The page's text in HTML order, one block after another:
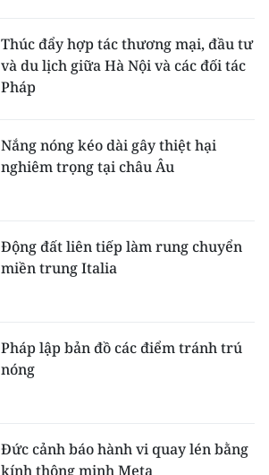
Thúc đẩy hợp tác thương mại, đầu tư
và du lịch giữa Hà Nội và các đối tác
Pháp
Nắng nóng kéo dài gây thiệt hại
nghiêm trọng tại châu Âu
Động đất liên tiếp làm rung chuyển
miền trung Italia
Pháp lập bản đồ các điểm tránh trú
nóng
Đức cảnh báo hành vi quay lén bằng
kính thông minh Meta